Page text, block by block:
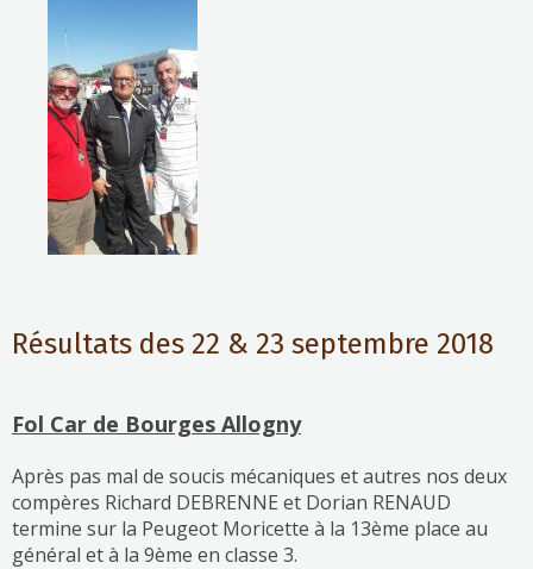
Résultats des 22 & 23 septembre 2018
Fol Car de Bourges Allogny
Après pas mal de soucis mécaniques et autres nos deux
compères Richard DEBRENNE et Dorian RENAUD
termine sur la Peugeot Moricette à la 13ème place au
général et à la 9ème en classe 3.